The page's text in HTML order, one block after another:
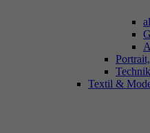
Textil &